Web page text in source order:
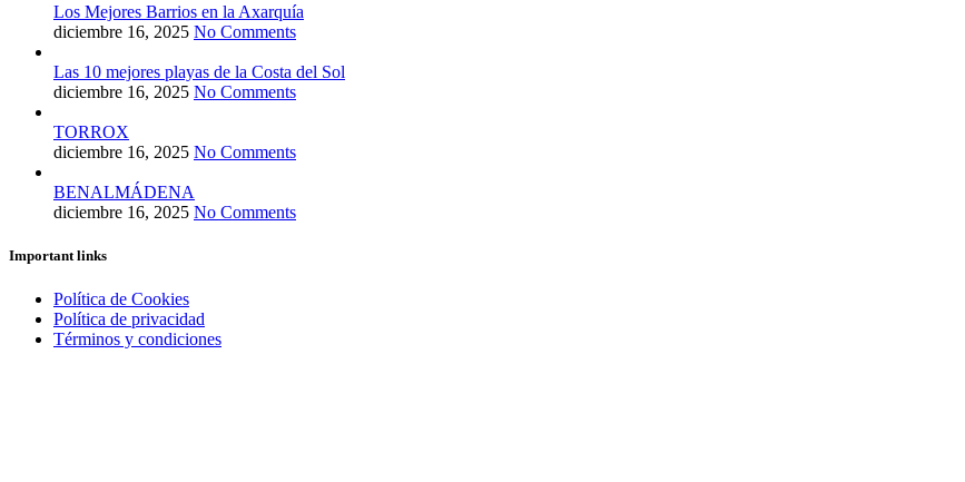
Los Mejores Barrios en la Axarquía
diciembre 16, 2025 No Comments
Las 10 mejores playas de la Costa del Sol
diciembre 16, 2025 No Comments
TORROX
diciembre 16, 2025 No Comments
BENALMÁDENA
diciembre 16, 2025 No Comments
Important links
Política de Cookies
Política de privacidad
Términos y condiciones